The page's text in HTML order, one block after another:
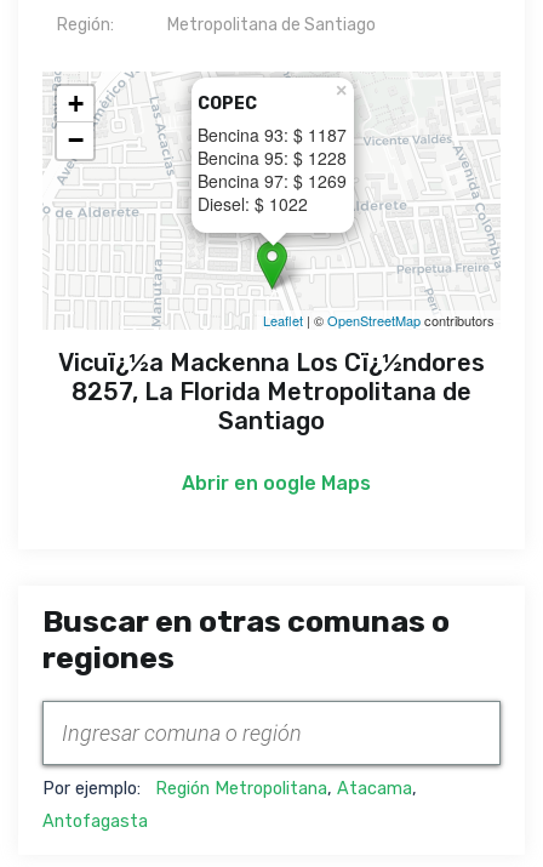
Región: Metropolitana de Santiago
COPEC
Bencina 93: $ 1187
Bencina 95: $ 1228
Bencina 97: $ 1269
Diesel: $ 1022
×
+
−
Leaflet | ©OpenStreetMapcontributors
Vicuï¿½a Mackenna Los Cï¿½ndores
8257, La Florida Metropolitana de
Santiago
Abrir en oogle Maps
Buscar en otras comunas o
regiones
Por ejemplo: Región Metropolitana, Atacama,
Antofagasta